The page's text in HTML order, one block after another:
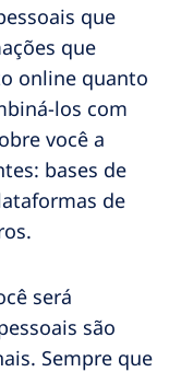
que
que
online quanto
los com
você a
bases de
de
será
são
Sempre que